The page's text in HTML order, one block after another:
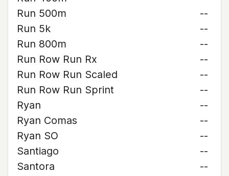
Run 500m
--
Run 5k
--
Run 800m
--
Run Row Run Rx
--
Run Row Run Scaled
--
Run Row Run Sprint
--
Ryan
--
Ryan Comas
--
Ryan SO
--
Santiago
--
Santora
--